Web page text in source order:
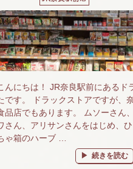
んにちは！ JR奈良駅前にあるド
です。 ドラックストアですが、
品店でもあります。 ムソーさん
さん、アリサンさんをはじめ、
ゃ箱のハーブ …
“奈良 自然
続きを読む